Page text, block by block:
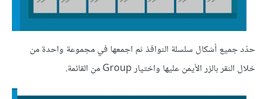
حدّد جميع أشكال سلسلة النوافذ ثم اجمعها في مجموعة واحدة من
خلال النقر بالزر الأيمن عليها واختيار Group من القائمة.